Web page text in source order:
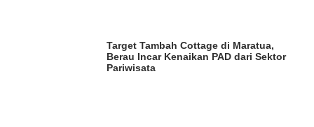
Target Tambah Cottage di Maratua,
Berau Incar Kenaikan PAD dari Sektor
Pariwisata